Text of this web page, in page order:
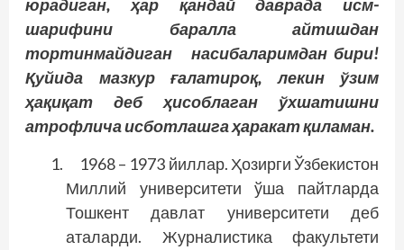
юрадиган, ҳар қандай даврада исм-
шарифини баралла айтишдан
тортинмайдиган насибаларимдан бири!
Қу­йида мазкур ғалатироқ, лекин ўзим
ҳақиқат деб ҳисоблаган ўхшатишни
атрофлича исботлашга ҳаракат қиламан.
1968 – 1973 йиллар. Ҳозирги Ўзбекистон
Миллий университети ўша пайтларда
Тошкент давлат университети деб
аталарди. Журналистика факультети